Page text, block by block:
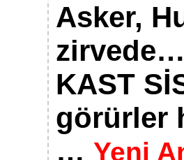
Asker,
KAST
görürler
… Yeni